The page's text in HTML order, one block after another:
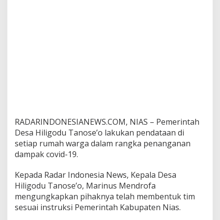
u
t
e
e
l
a
s
a
RADARINDONESIANEWS.COM, NIAS – Pemerintah
Desa Hiligodu Tanose’o lakukan pendataan di
setiap rumah warga dalam rangka penanganan
dampak covid-19.
Kepada Radar Indonesia News, Kepala Desa
Hiligodu Tanose’o, Marinus Mendrofa
mengungkapkan pihaknya telah membentuk tim
sesuai instruksi Pemerintah Kabupaten Nias.